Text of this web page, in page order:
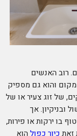
רוב האנשים
והוא גם מספיק
של זוג צעיר או של
ובניקיון. אך
בו ירקות או פירות,
זאתכיור כפולהוא